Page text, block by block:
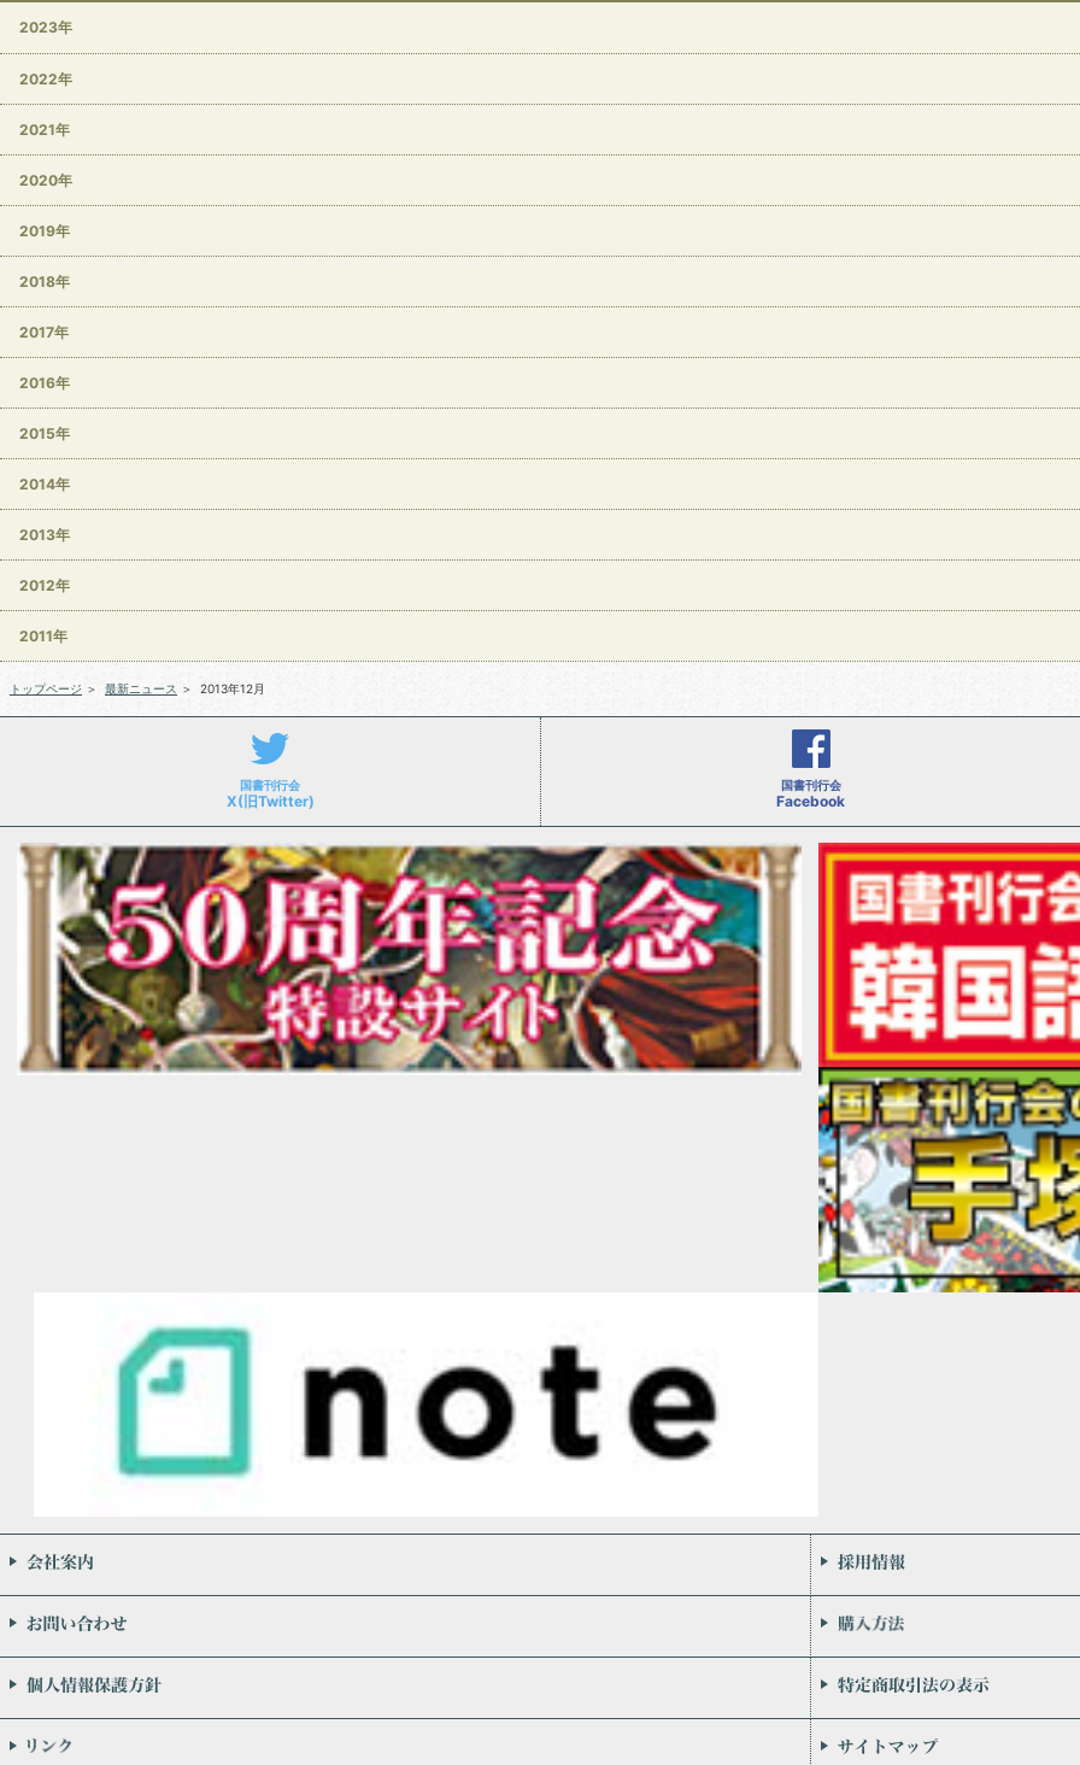
2023年
2022年
2021年
2020年
2019年
2018年
2017年
2016年
2015年
2014年
2013年
2012年
2011年
トップページ ＞ 最新ニュース ＞ 2013年12月
国書刊行会
X(旧Twitter)
国書刊行会
Facebook
会社案内
お問い合わせ
個人情報保護方針
リンク